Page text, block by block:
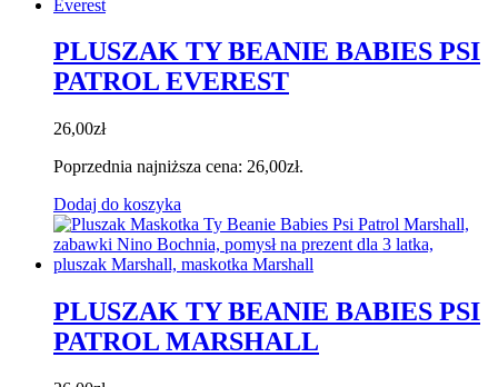
PLUSZAK TY BEANIE BABIES PSI
PATROL EVEREST
26,00zł
Poprzednia najniższa cena: 26,00zł.
Dodaj do koszyka
PLUSZAK TY BEANIE BABIES PSI
PATROL MARSHALL